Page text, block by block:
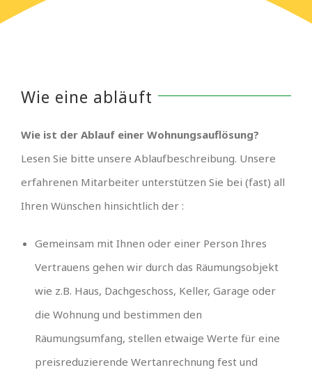
Wie eine abläuft
Wie ist der Ablauf einer Wohnungsauflösung?
Lesen Sie bitte unsere Ablaufbeschreibung. Unsere
erfahrenen Mitarbeiter unterstützen Sie bei (fast) all
Ihren Wünschen hinsichtlich der :
Gemeinsam mit Ihnen oder einer Person Ihres
Vertrauens gehen wir durch das Räumungsobjekt
wie z.B. Haus, Dachgeschoss, Keller, Garage oder
die Wohnung und bestimmen den
Räumungsumfang, stellen etwaige Werte für eine
preisreduzierende Wertanrechnung fest und